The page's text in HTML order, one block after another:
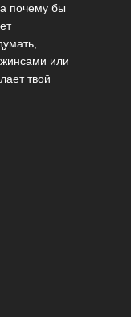
почему бы
или
твой